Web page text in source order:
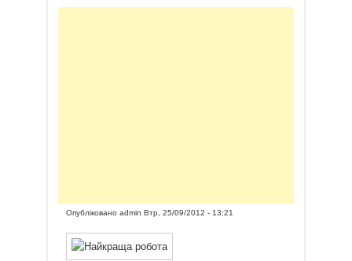
Опублікованоadmin Втр, 25/09/2012 - 13:21